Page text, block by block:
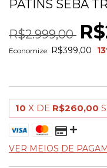
PATINS SEBA
R$2.999,00
Economize: R$399,00 13
10 X DE R$260,00
VER MEIOS DE